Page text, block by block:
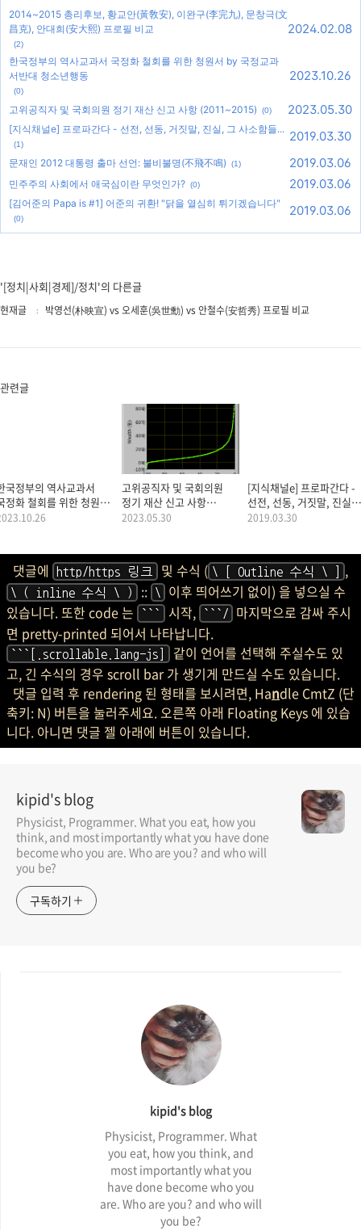
2014~2015 총리후보, 황교안(黃敎安), 이완구(李完九), 문창극(文
昌克), 안대희(安大熙) 프로필 비교
(2)
2024.02.08
한국정부의 역사교과서 국정화 철회를 위한 청원서 by 국정교과
서반대 청소년행동
(0)
2023.10.26
고위공직자 및 국회의원 정기 재산 신고 사항 (2011~2015) (0) 2023.05.30
[지식채널e] 프로파간다 - 선전, 선동, 거짓말, 진실, 그 사소함들...
(1)
2019.03.30
문재인 2012 대통령 출마 선언: 불비불명(不飛不鳴) (1) 2019.03.06
민주주의 사회에서 애국심이란 무엇인가? (0) 2019.03.06
[김어준의 Papa is #1] 어준의 귀환! "닭을 열심히 튀기겠습니다"
(0)
2019.03.06
'[정치|사회|경제]/정치'의 다른글
현재글 박영선(朴映宣) vs 오세훈(吳世勳) vs 안철수(安哲秀) 프로필 비교
관련글
국정부의 역사교과서
정화 철회를 위한 청원서
국정교과서반대
고위공직자 및 국회의원
정기 재산 신고 사항
(2011~2015)
2023.05.30
[지식채널e] 프로파간다 -
선전, 선동, 거짓말, 진실,
그 사소함들...
2019.03.30
댓글에 http/https 링크 및 수식 ( \ [ Outline 수식 \ ] ,
\ ( inline 수식 \ ) :: \
이후 띄어쓰기 없이) 을 넣으실 수
있습니다. 또한 code 는
``` 시작, ```/
마지막으로 감싸 주시
면 pretty-printed 되어서 나타납니다.
```[.scrollable.lang-js]
같이 언어를 선택해 주실수도 있
고, 긴 수식의 경우 scroll bar 가 생기게 만드실 수도 있습니다.
댓글 입력 후 rendering 된 형태를 보시려면, Handle CmtZ (단
축키: N) 버튼을 눌러주세요. 오른쪽 아래 Floating Keys 에 있습
니다. 아니면 댓글 젤 아래에 버튼이 있습니다.
kipid's blog
Physicist, Programmer. What you eat, how you
think, and most importantly what you have done
become who you are. Who are you? and who will
you be?
구독하기
kipid's blog
Physicist, Programmer. What
you eat, how you think, and
most importantly what you
have done become who you
are. Who are you? and who will
you be?